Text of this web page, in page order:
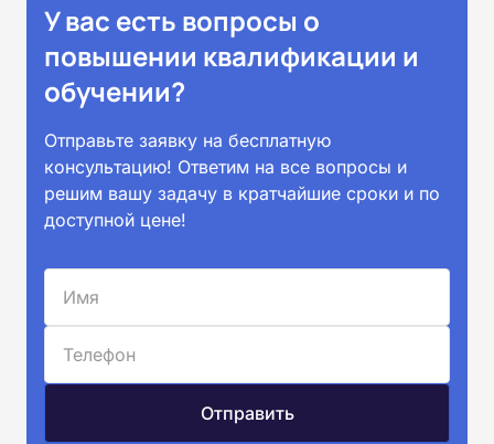
У вас есть вопросы о
повышении квалификации и
обучении?
Отправьте заявку на бесплатную
консультацию! Ответим на все вопросы и
решим вашу задачу в кратчайшие сроки и по
доступной цене!